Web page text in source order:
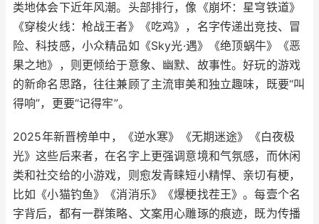
类地体会下近年风潮。头部排行，像《崩坏：星穹铁道》
《穿梭火线：枪战王者》《吃鸡》，名字传递出竞技、冒
险、科技感，小众精品如《Sky光·遇》《绝顶蜗牛》《恶
果之地》，则更倾给于意象、幽默、故事性。好玩的游戏
的新命名思路，往往兼顾了主流审美和独立趣味，既要“叫
得响”，更要“记得牢”。
2025年新晋榜单中，《逆水寒》《无期迷途》《白夜极
光》这些后来者，在名字上更强调意境和气氛感，而休闲
类和社交给的小游戏，则愈发青睐短小精悍、亲切有梗，
比如《小猫钓鱼》《消消乐》《爆梗找茬王》。每壹个名
字背后，都有一群策略、文案用心雕琢的痕迹，既为传播